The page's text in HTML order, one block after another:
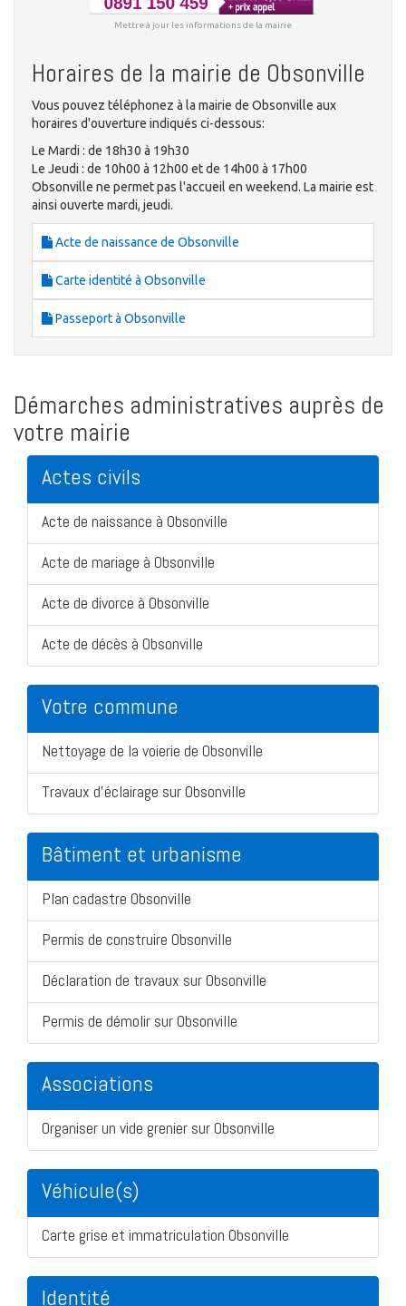
Mettre à jour les informations de la mairie
Horaires de la mairie de Obsonville
Vous pouvez téléphonez à la mairie de Obsonville aux
horaires d'ouverture indiqués ci-dessous:
Le Mardi : de 18h30 à 19h30
Le Jeudi : de 10h00 à 12h00 et de 14h00 à 17h00
Obsonville ne permet pas l'accueil en weekend. La mairie est
ainsi ouverte mardi, jeudi.
Acte de naissance de Obsonville
Carte identité à Obsonville
Passeport à Obsonville
Démarches administratives auprès de
votre mairie
Actes civils
Acte de naissance à Obsonville
Acte de mariage à Obsonville
Acte de divorce à Obsonville
Acte de décès à Obsonville
Votre commune
Nettoyage de la voierie de Obsonville
Travaux d'éclairage sur Obsonville
Bâtiment et urbanisme
Plan cadastre Obsonville
Permis de construire Obsonville
Déclaration de travaux sur Obsonville
Permis de démolir sur Obsonville
Associations
Organiser un vide grenier sur Obsonville
Véhicule(s)
Carte grise et immatriculation Obsonville
Identité